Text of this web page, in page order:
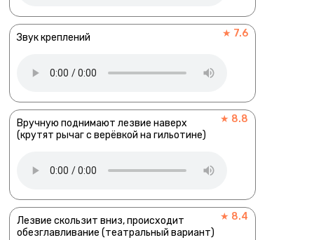
Звук креплений ★ 7.6
Вручную поднимают лезвие наверх
(крутят рычаг с верёвкой на гильотине)
★ 8.8
Лезвие скользит вниз, происходит
обезглавливание (театральный вариант)
★ 8.4